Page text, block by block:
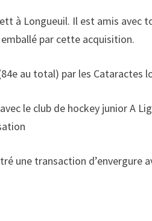
à Longueuil. Il est amis avec
par cette acquisition.
au total) par les Cataractes
le club de hockey junior A
une transaction d’envergure